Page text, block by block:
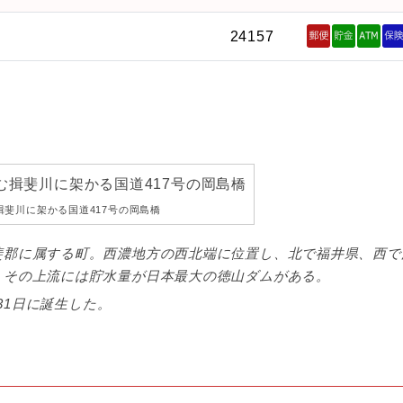
24157
川に架かる国道417号の岡島橋
に属する町。西濃地方の西北端に位置し、北で福井県、西
の上流には貯水量が日本最大の徳山ダムがある。
日に誕生した。